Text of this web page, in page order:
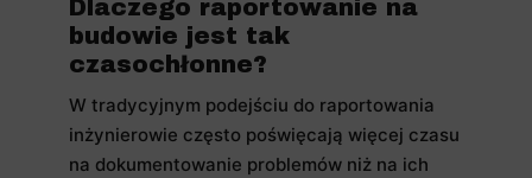
Dlaczego raportowanie na
budowie jest tak
czasochłonne?
W tradycyjnym podejściu do raportowania
inżynierowie często poświęcają więcej czasu
na dokumentowanie problemów niż na ich